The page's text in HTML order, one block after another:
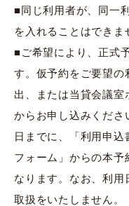
■同じ利用者が、同一
を入れることはできま
■ご希望により、正式
す。仮予約をご要望の
出、または当貸会議室
からお申し込みくださ
日までに、「利用申
フォーム」からの本予
なります。なお、利
取扱をいたしません。